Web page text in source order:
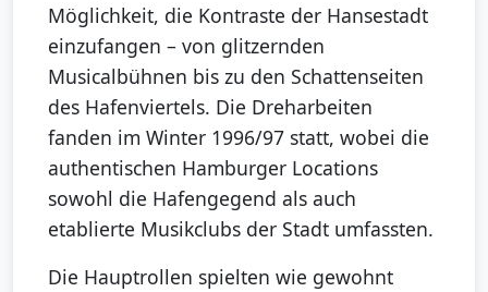
Möglichkeit, die Kontraste der Hansestadt
einzufangen – von glitzernden
Musicalbühnen bis zu den Schattenseiten
des Hafenviertels. Die Dreharbeiten
fanden im Winter 1996/97 statt, wobei die
authentischen Hamburger Locations
sowohl die Hafengegend als auch
etablierte Musikclubs der Stadt umfassten.
Die Hauptrollen spielten wie gewohnt